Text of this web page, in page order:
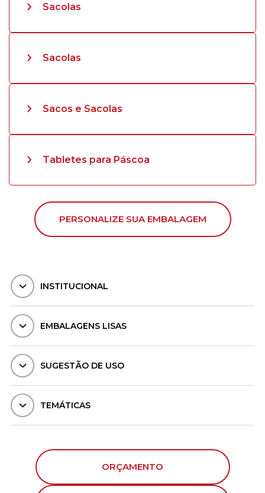
Sacolas
Sacolas
Sacos e Sacolas
Tabletes para Páscoa
PERSONALIZE SUA EMBALAGEM
INSTITUCIONAL
EMBALAGENS LISAS
SUGESTÃO DE USO
TEMÁTICAS
ORÇAMENTO